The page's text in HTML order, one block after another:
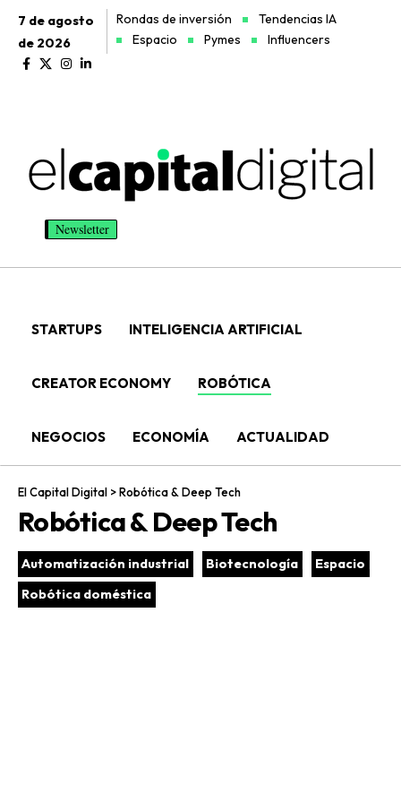
7 de agosto
de 2026
Rondas de inversión
Tendencias IA
Espacio
Pymes Influencers
Newsletter
STARTUPS INTELIGENCIA ARTIFICIAL
CREATOR ECONOMY ROBÓTICA
NEGOCIOS ECONOMÍA ACTUALIDAD
El Capital Digital >Robótica & Deep Tech
Robótica & Deep Tech
Automatización industrial Biotecnología
Espacio
Robótica doméstica